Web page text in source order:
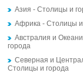
Азия - Столицы и
Африка - Столицы и
Австралия и
города
Северная и
Столицы и города